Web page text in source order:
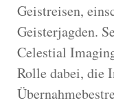
Geistreisen,
Geisterjagden.
Celestial
Rolle dabei, die